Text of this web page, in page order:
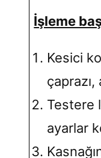
İşleme
Kesici
çaprazı,
Testere
ayarlar